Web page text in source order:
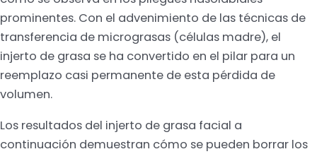
prominentes. Con el advenimiento de las técnicas de
transferencia de micrograsas (células madre), el
injerto de grasa se ha convertido en el pilar para un
reemplazo casi permanente de esta pérdida de
volumen.
Los resultados del injerto de grasa facial a
continuación demuestran cómo se pueden borrar los